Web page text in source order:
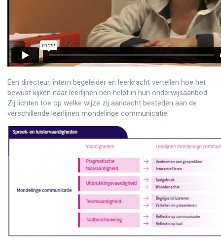
Een directeur, intern begeleider en leerkracht vertellen hoe het
bewust kijken naar leerlijnen hen helpt in hun onderwijsaanbod.
Zij lichten toe op welke wijze zij aandacht besteden aan de
verschillende leerlijnen mondelinge communicatie.